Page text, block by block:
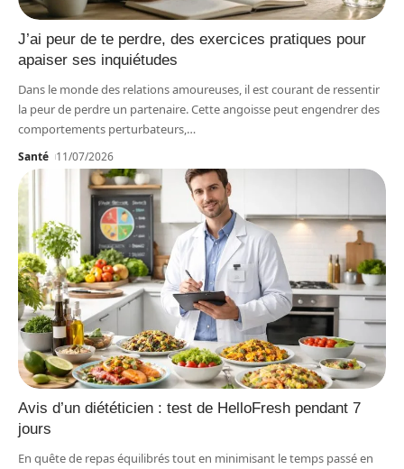
J’ai peur de te perdre, des exercices pratiques pour
apaiser ses inquiétudes
Dans le monde des relations amoureuses, il est courant de ressentir
la peur de perdre un partenaire. Cette angoisse peut engendrer des
comportements perturbateurs, …
Santé 11/07/2026
Avis d’un diététicien : test de HelloFresh pendant 7
jours
En quête de repas équilibrés tout en minimisant le temps passé en